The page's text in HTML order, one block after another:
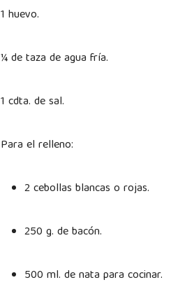
1 huevo.
¼ de taza de agua fría.
1 cdta. de sal.
Para el relleno:
2 cebollas blancas o rojas.
250 g. de bacón.
500 ml. de nata para cocinar.